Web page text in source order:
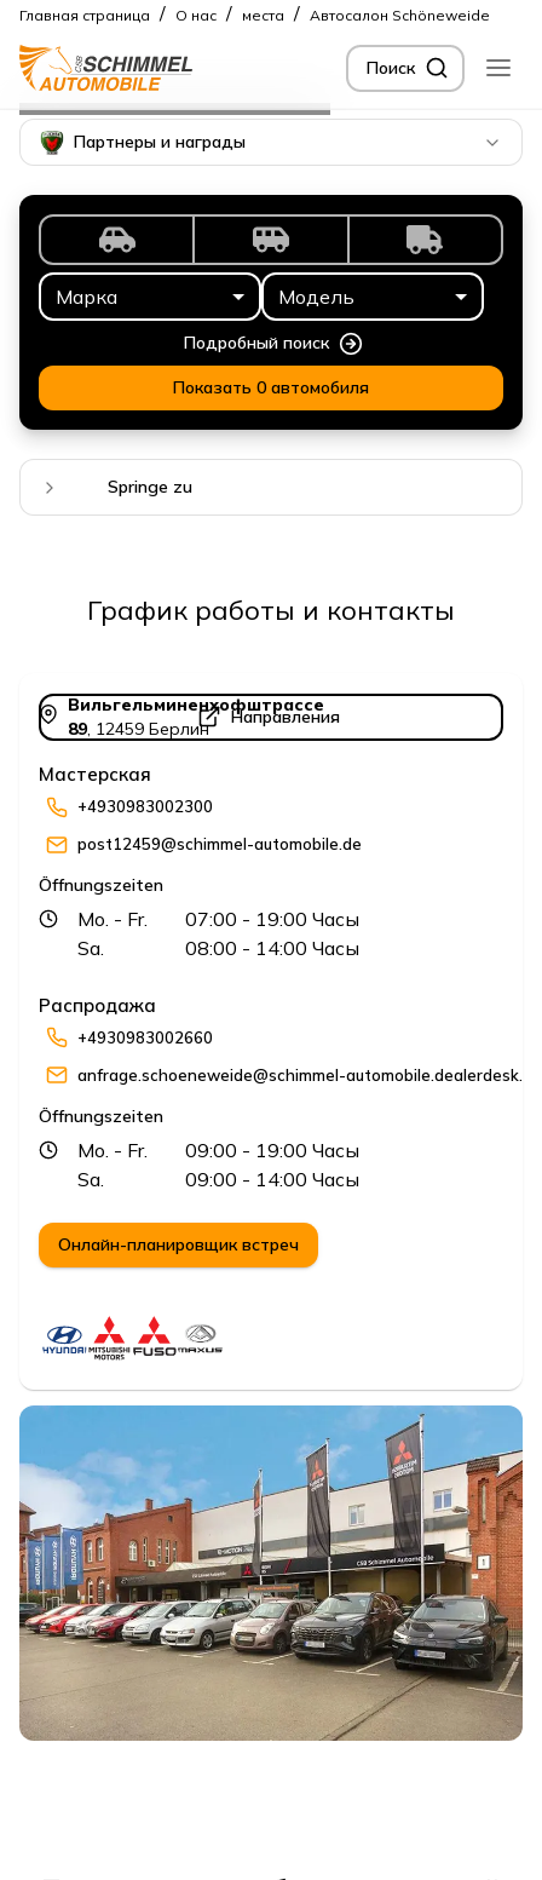
Главная страница / О нас / места / Автосалон Schöneweide
Поиск
Местоположение
Шеневайде
Партнеры и награды
Марка Модель
Подробный поиск
Показать 0 автомобиля
Springe zu
График работы и контакты
Вильгельминенхофштрассе
89, 12459 Берлин
Направления
Мастерская
+4930983002300
post12459@schimmel-automobile.de
Öffnungszeiten
Mo. - Fr. 07:00 - 19:00 Часы
Sa.
08:00 - 14:00 Часы
Распродажа
+4930983002660
anfrage.schoeneweide@schimmel-automobile.dealerdesk.de
Öffnungszeiten
Mo. - Fr. 09:00 - 19:00 Часы
Sa.
09:00 - 14:00 Часы
Онлайн-планировщик встреч